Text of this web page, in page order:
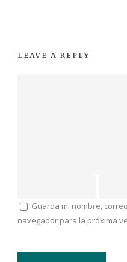
LEAVE A REPLY
Guarda mi nombre,
navegador para la próxima